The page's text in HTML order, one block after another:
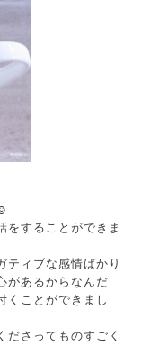
をすることができま
ティブな感情ばかり
があるからなんだ
くことができまし
ださってものすごく